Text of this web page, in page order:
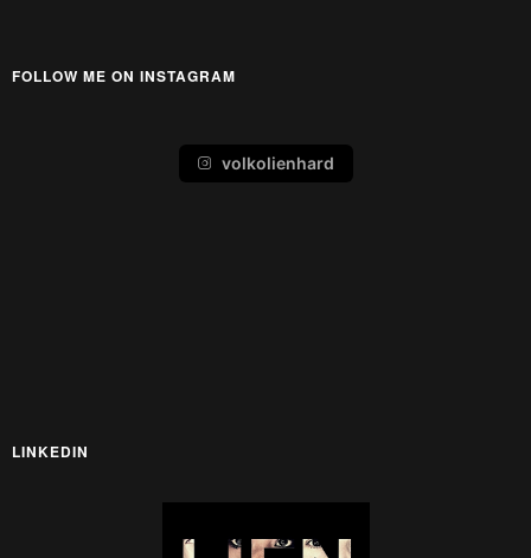
FOLLOW ME ON INSTAGRAM
volkolienhard
LINKEDIN